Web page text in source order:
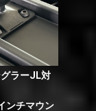
ラーJL対
ンチマウン